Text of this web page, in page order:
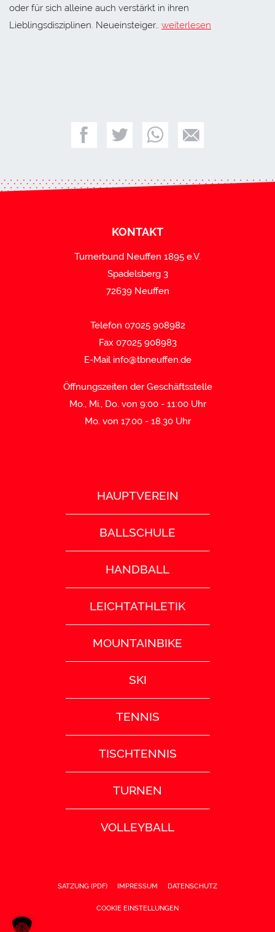
oder für sich alleine auch verstärkt in ihren
Lieblingsdisziplinen. Neueinsteiger… weiterlesen
KONTAKT
Turnerbund Neuffen 1895 e.V.
Spadelsberg 3
72639 Neuffen
Telefon 07025 908982
Fax 07025 908983
E-Mail info@tbneuffen.de
Öffnungszeiten der Geschäftsstelle
Mo., Mi., Do. von 9:00 - 11:00 Uhr
Mo. von 17.00 - 18.30 Uhr
HAUPTVEREIN
BALLSCHULE
HANDBALL
LEICHTATHLETIK
MOUNTAINBIKE
SKI
TENNIS
TISCHTENNIS
TURNEN
VOLLEYBALL
SATZUNG (PDF) IMPRESSUM DATENSCHUTZ
COOKIE EINSTELLUNGEN